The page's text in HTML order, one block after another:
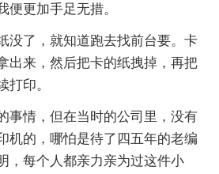
便更加手足无措。
了，就知道跑去找前台要。卡
出来，然后把卡的纸拽掉，再把
打印。
情，但在当时的公司里，没有
机的，哪怕是待了四五年的老编
，每个人都亲力亲为过这件小